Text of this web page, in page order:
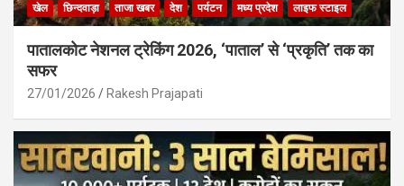
खेल छिन्दवाड़ा ताजा खबर देश पर्यटन मध्य प्रदेश लाइफ स्टाइल
पातालकोट नेशनल ट्रेकिंग 2026, ‘पाताल’ से ‘प्रकृति’ तक का
सफर
27/01/2026 Rakesh Prajapati